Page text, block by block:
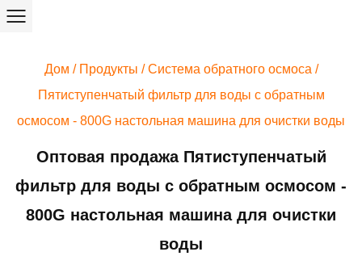
Дом / Продукты /Система обратного осмоса /
Пятиступенчатый фильтр для воды с обратным
осмосом - 800G настольная машина для очистки воды
Оптовая продажа Пятиступенчатый
фильтр для воды с обратным осмосом -
800G настольная машина для очистки
воды